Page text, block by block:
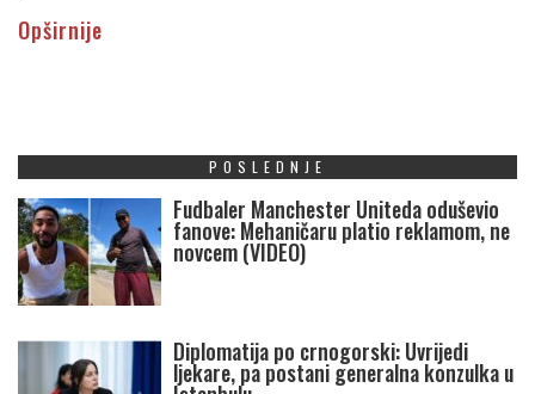
Opširnije
POSLEDNJE
Fudbaler Manchester Uniteda oduševio
fanove: Mehaničaru platio reklamom, ne
novcem (VIDEO)
Diplomatija po crnogorski: Uvrijedi
ljekare, pa postani generalna konzulka u